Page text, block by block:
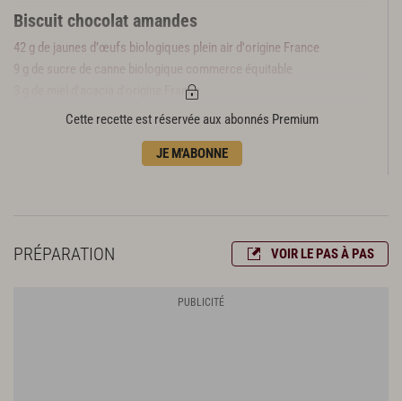
Biscuit chocolat amandes
42 g de jaunes d’œufs biologiques plein air d'origine France
9 g de sucre de canne biologique commerce équitable
3 g de miel d'acacia d'origine France
33 g de tant-pour-tant de poudre d'amandes biologique et sucre de
12 g de cacao en poudre biologique commerce équitable
18 g de beurre frais biologique d'origine France
58 g de couverture ivoire biologique commerce équitable
Cette recette est réservée aux abonnés Premium
JE M'ABONNE
PRÉPARATION VOIR LE PAS À PAS